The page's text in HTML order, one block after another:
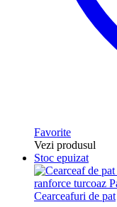
Favorite
Vezi produsul
Stoc epuizat
Cearceafuri de pat